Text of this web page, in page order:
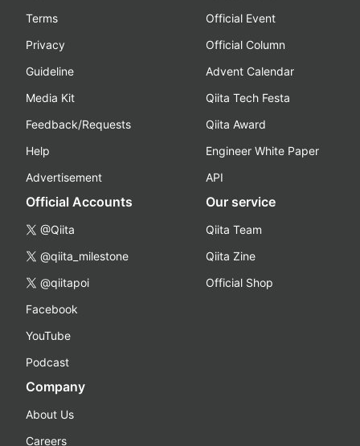
Terms
Privacy
Guideline
Media Kit
Feedback/Requests
Help
Advertisement
Official Event
Official Column
Advent Calendar
Qiita Tech Festa
Qiita Award
Engineer White Paper
API
Official Accounts
@Qiita
@qiita_milestone
@qiitapoi
Facebook
YouTube
Podcast
Our service
Qiita Team
Qiita Zine
Official Shop
Company
About Us
Careers